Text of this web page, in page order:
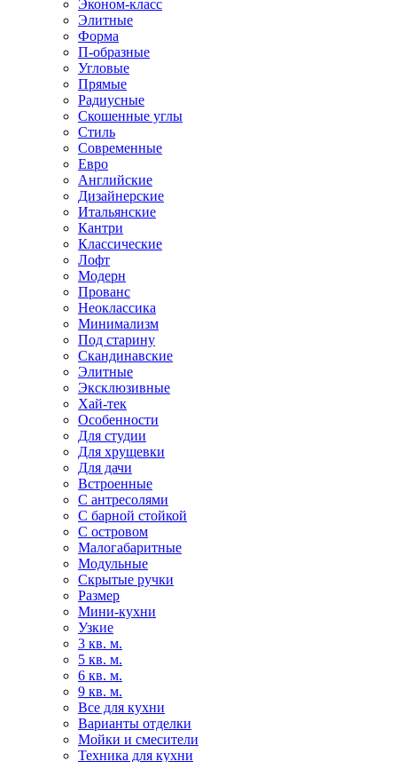
Эконом-класс
Элитные
Форма
П-образные
Угловые
Прямые
Радиусные
Скошенные углы
Стиль
Современные
Евро
Английские
Дизайнерские
Итальянские
Кантри
Классические
Лофт
Модерн
Прованс
Неоклассика
Минимализм
Под старину
Скандинавские
Элитные
Эксклюзивные
Хай-тек
Особенности
Для студии
Для хрущевки
Для дачи
Встроенные
С антресолями
С барной стойкой
С островом
Малогабаритные
Модульные
Скрытые ручки
Размер
Мини-кухни
Узкие
3 кв. м.
5 кв. м.
6 кв. м.
9 кв. м.
Все для кухни
Варианты отделки
Мойки и смесители
Техника для кухни